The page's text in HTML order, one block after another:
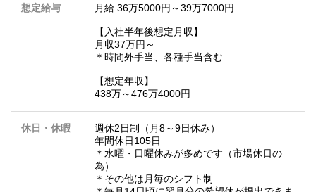
想定給与 月給 36万5000円～39万7000円
【入社半年後想定月収】
月収37万円～
＊時間外手当、各種手当含む
【想定年収】
438万～476万4000円
休日・休暇
週休2日制（月8～9日休み）
年間休日105日
＊水曜・日曜休みが多めです（市場休日の
為）
＊その他は月毎のシフト制